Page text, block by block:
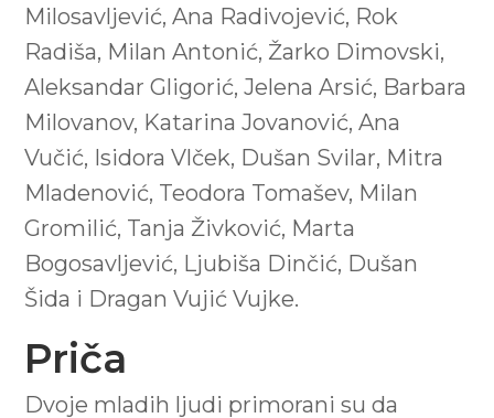
Milosavljević, Ana Radivojević, Rok
Radiša, Milan Antonić, Žarko Dimovski,
Aleksandar Gligorić, Jelena Arsić, Barbara
Milovanov, Katarina Jovanović, Ana
Vučić, Isidora Vlček, Dušan Svilar, Mitra
Mladenović, Teodora Tomašev, Milan
Gromilić, Tanja Živković, Marta
Bogosavljević, Ljubiša Dinčić, Dušan
Šida i Dragan Vujić Vujke.
Priča
Dvoje mladih ljudi primorani su da